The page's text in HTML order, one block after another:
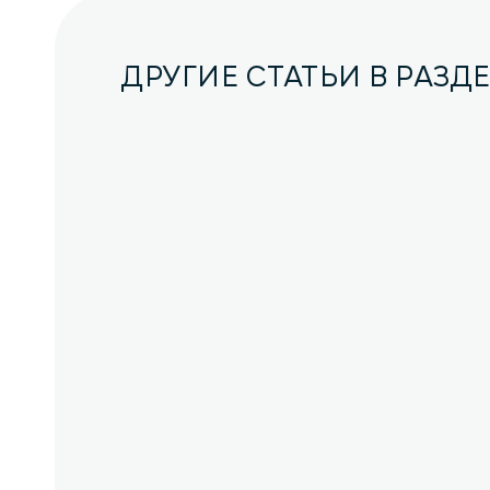
ДРУГИЕ СТАТЬИ В